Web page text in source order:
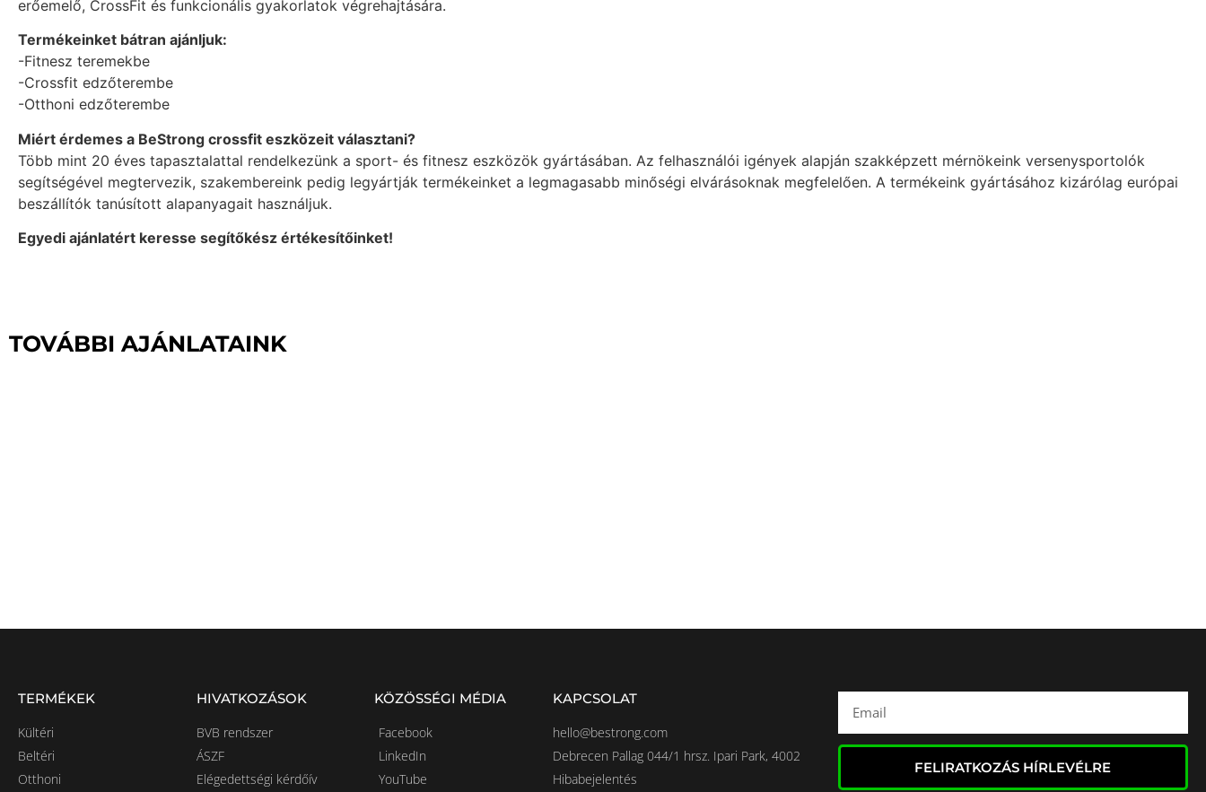
erőemelő, CrossFit és funkcionális gyakorlatok végrehajtására.
Termékeinket bátran ajánljuk:
-Fitnesz teremekbe
-Crossfit edzőterembe
-Otthoni edzőterembe
Miért érdemes a BeStrong crossfit eszközeit választani?
Több mint 20 éves tapasztalattal rendelkezünk a sport- és fitnesz eszközök gyártásában. Az felhasználói igények alapján szakképzett mérnökeink versenysportolók
segítségével megtervezik, szakembereink pedig legyártják termékeinket a legmagasabb minőségi elvárásoknak megfelelően. A termékeink gyártásához kizárólag európai
beszállítók tanúsított alapanyagait használjuk.
Egyedi ajánlatért keresse segítőkész értékesítőinket!
TOVÁBBI AJÁNLATAINK
TERMÉKEK
Kültéri
Beltéri
Otthoni
HIVATKOZÁSOK
BVB rendszer
ÁSZF
Elégedettségi kérdőív
KÖZÖSSÉGI MÉDIA
Facebook
LinkedIn
YouTube
KAPCSOLAT
hello@bestrong.com
Debrecen Pallag 044/1 hrsz. Ipari Park, 4002
Hibabejelentés
FELIRATKOZÁS HÍRLEVÉLRE